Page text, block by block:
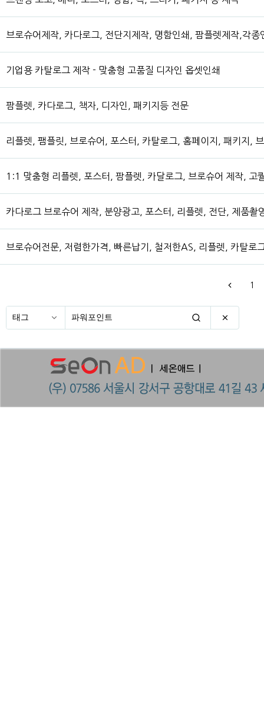
브로슈어제작, 카다로그, 전단지제작, 명함인쇄, 팜플렛제작,각종
기업용 카탈로그 제작 - 맞춤형 고품질 디자인 옵셋인쇄
팜플렛, 카다로그, 책자, 디자인, 패키지등 전문
리플렛, 팸플릿, 브로슈어, 포스터, 카탈로그, 홈페이지, 패키지,
1:1 맞춤형 리플렛, 포스터, 팜플렛, 카달로그, 브로슈어 제작, 고
카다로그 브로슈어 제작, 분양광고, 포스터, 리플렛, 전단, 제품촬
브로슈어전문, 저렴한가격, 빠른납기, 철저한AS, 리플렛, 카탈로
1